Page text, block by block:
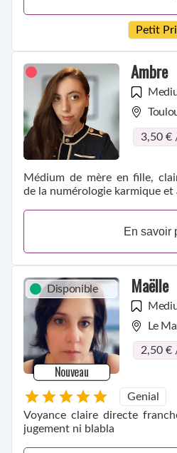
Petit
Ambre
3,50 €
Médium de mère en fille,
de la numérologie karmique et
En savoir
Disponible
Nouveau
Maëlle
Le
2,50 €
Genial
Voyance claire directe
jugement ni blabla